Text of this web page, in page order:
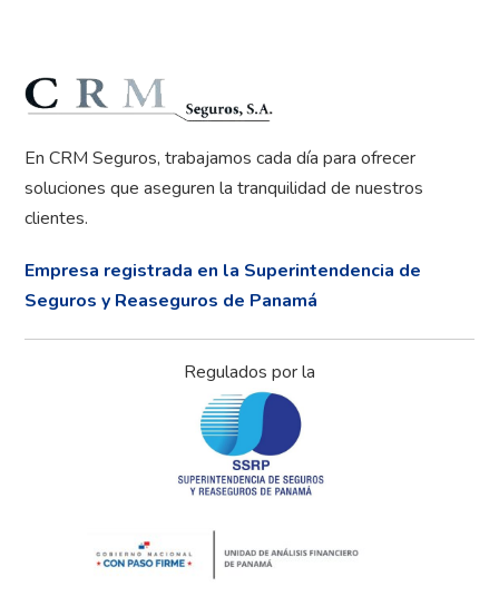
En CRM Seguros, trabajamos cada día para ofrecer
soluciones que aseguren la tranquilidad de nuestros
clientes.
Empresa registrada en la Superintendencia de
Seguros y Reaseguros de Panamá
Regulados por la